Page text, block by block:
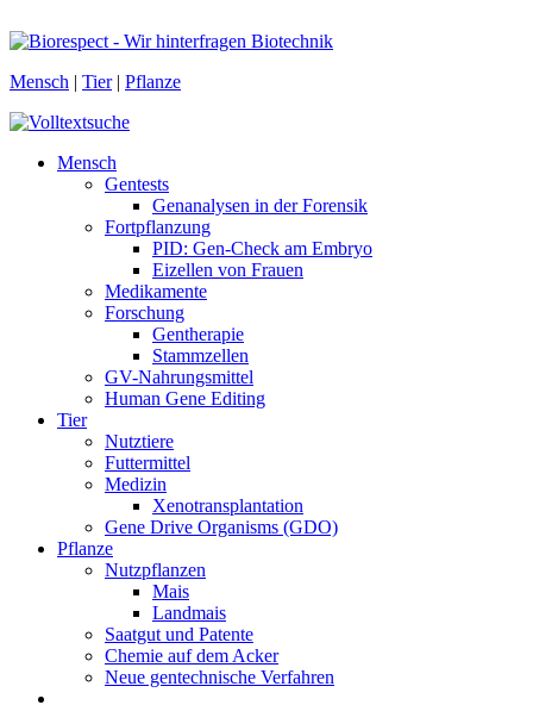
Mensch | Tier| Pflanze
Mensch
Gentests
Genanalysen in der Forensik
Fortpflanzung
PID: Gen-Check am Embryo
Eizellen von Frauen
Medikamente
Forschung
Gentherapie
Stammzellen
GV-Nahrungsmittel
Human Gene Editing
Tier
Nutztiere
Futtermittel
Medizin
Xenotransplantation
Gene Drive Organisms (GDO)
Pflanze
Nutzpflanzen
Mais
Landmais
Saatgut und Patente
Chemie auf dem Acker
Neue gentechnische Verfahren